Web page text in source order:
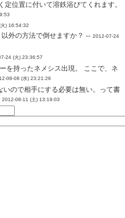
位置に付いて溶鉄浴びてくれます。
) 16:54:32
外の方法で倒せますか？ -- 2012-07-24
24 (火) 23:36:57
を持ったネメシス出現。 ここで、ネ
08-08 (水) 23:21:26
いので相手にする必要は無い。って書
2012-08-11 (土) 13:19:03